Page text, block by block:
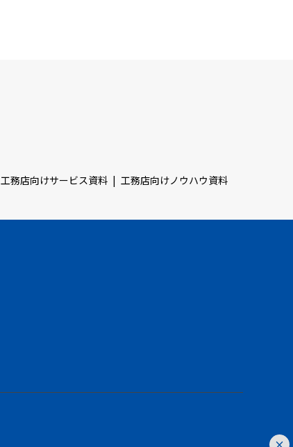
工務店向けサービス資料 工務店向けノウハウ資料